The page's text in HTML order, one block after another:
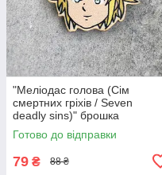
"Меліодас голова (Сім
смертних гріхів / Seven
deadly sins)" брошка
дерев'яна з уф-друком
Готово до відправки
79 ₴ 88 ₴